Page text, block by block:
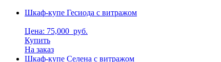
Шкаф-купе Гесиода с витражом
Цена: 75,000 руб.
Купить
На заказ
Шкаф-купе Селена с витражом